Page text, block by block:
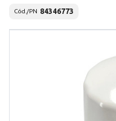
Cód./PN 84346773